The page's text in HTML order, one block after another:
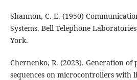
Shannon, C. E. (1950)
Systems. Bell Telephone
York.
Chernenko, R. (2023). Generation of
sequences on microcontrollers with